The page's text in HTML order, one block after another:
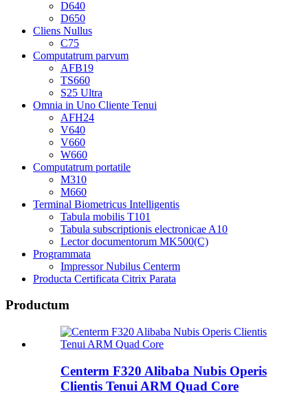
D640
D650
Cliens Nullus
C75
Computatrum parvum
AFB19
TS660
S25 Ultra
Omnia in Uno Cliente Tenui
AFH24
V640
V660
W660
Computatrum portatile
M310
M660
Terminal Biometricus Intelligentis
Tabula mobilis T101
Tabula subscriptionis electronicae A10
Lector documentorum MK500(C)
Programmata
Impressor Nubilus Centerm
Producta Certificata Citrix Parata
Productum
Centerm F320 Alibaba Nubis Operis
Clientis Tenui ARM Quad Core